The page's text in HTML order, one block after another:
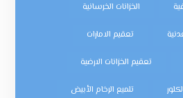
الخزانات الخرسانية
تعقيم الامارات
تعقيم الخزانات الارضية
تلميع الرخام الأبيض